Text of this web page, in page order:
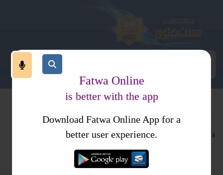
طلاق
کتب فتاوی
احکام و مسائل، خواتین کا انسائیکلو پیڈیا
Fatwa Online
is better with the app
Download Fatwa Online App for a
better user experience.